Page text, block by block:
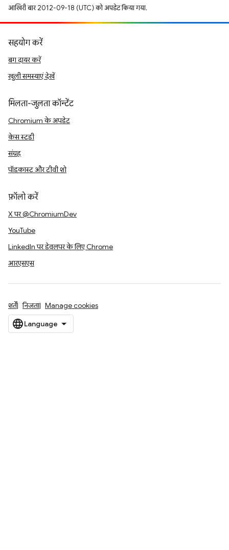
आखिरी बार 2012-09-18 (UTC) को अपडेट किया गया.
सहयोग करें
बग दायर करें
खुली समस्याएं देखें
मिलता-जुलता कॉन्टेंट
Chromium के अपडेट
केस स्टडी
संग्रह
पॉडकास्ट और टीवी शो
फ़ॉलो करें
X पर @ChromiumDev
YouTube
LinkedIn पर डेवलपर के लिए Chrome
आरएसएस
शर्तें निजता Manage cookies